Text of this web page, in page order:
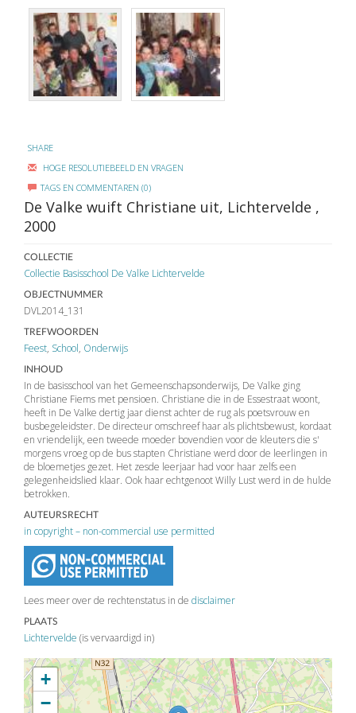
SHARE
HOGE RESOLUTIEBEELD EN VRAGEN
TAGS EN COMMENTAREN (0)
De Valke wuift Christiane uit, Lichtervelde ,
2000
COLLECTIE
Collectie Basisschool De Valke Lichtervelde
OBJECTNUMMER
DVL2014_131
TREFWOORDEN
Feest, School, Onderwijs
INHOUD
In de basisschool van het Gemeenschapsonderwijs, De Valke ging
Christiane Fiems met pensioen. Christiane die in de Essestraat woont,
heeft in De Valke dertig jaar dienst achter de rug als poetsvrouw en
busbegeleidster. De directeur omschreef haar als plichtsbewust, kordaat
en vriendelijk, een tweede moeder bovendien voor de kleuters die s'
morgens vroeg op de bus stapten Christiane werd door de leerlingen in
de bloemetjes gezet. Het zesde leerjaar had voor haar zelfs een
gelegenheidslied klaar. Ook haar echtgenoot Willy Lust werd in de hulde
betrokken.
AUTEURSRECHT
in copyright – non-commercial use permitted
Lees meer over de rechtenstatus in de disclaimer
PLAATS
Lichtervelde (is vervaardigd in)
+
−